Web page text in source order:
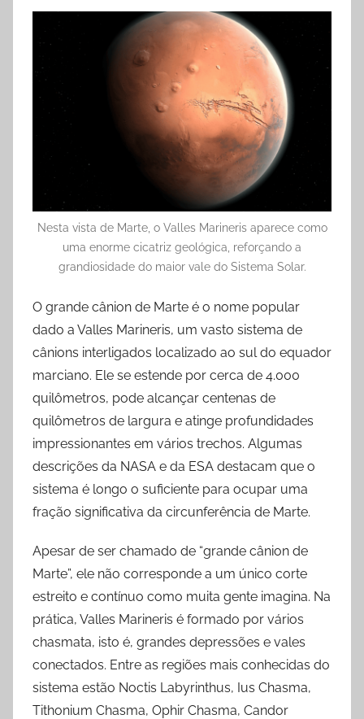
Nesta vista de Marte, o Valles Marineris aparece como
uma enorme cicatriz geológica, reforçando a
grandiosidade do maior vale do Sistema Solar.
O grande cânion de Marte é o nome popular
dado a Valles Marineris, um vasto sistema de
cânions interligados localizado ao sul do equador
marciano. Ele se estende por cerca de 4.000
quilômetros, pode alcançar centenas de
quilômetros de largura e atinge profundidades
impressionantes em vários trechos. Algumas
descrições da NASA e da ESA destacam que o
sistema é longo o suficiente para ocupar uma
fração significativa da circunferência de Marte.
Apesar de ser chamado de “grande cânion de
Marte”, ele não corresponde a um único corte
estreito e contínuo como muita gente imagina. Na
prática, Valles Marineris é formado por vários
chasmata, isto é, grandes depressões e vales
conectados. Entre as regiões mais conhecidas do
sistema estão Noctis Labyrinthus, Ius Chasma,
Tithonium Chasma, Ophir Chasma, Candor